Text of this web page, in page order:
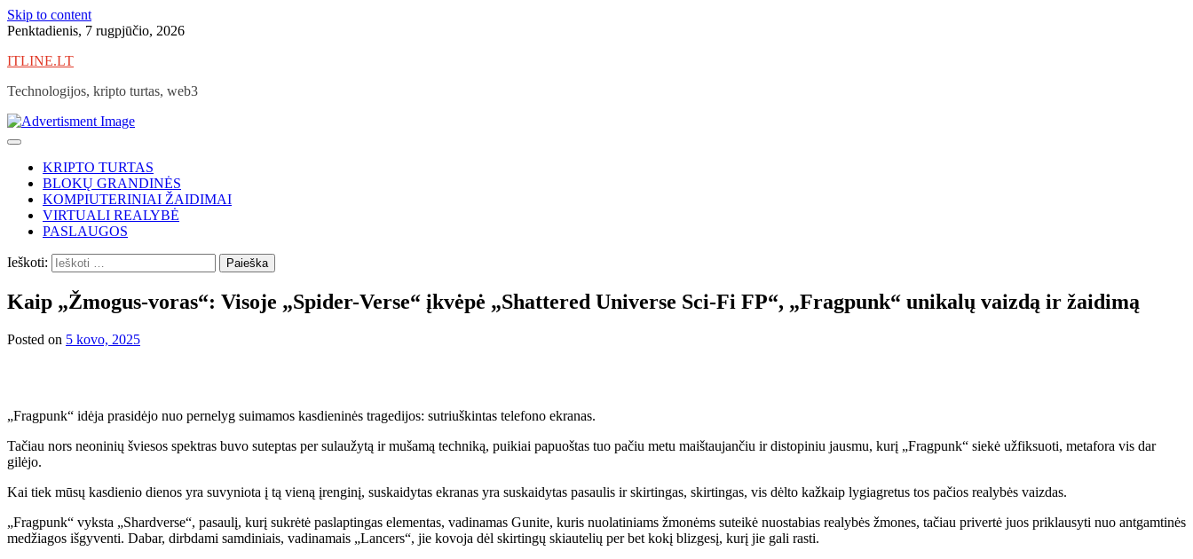
Skip to content
Penktadienis, 7 rugpjūčio, 2026
ITLINE.LT
Technologijos, kripto turtas, web3
KRIPTO TURTAS
BLOKŲ GRANDINĖS
KOMPIUTERINIAI ŽAIDIMAI
VIRTUALI REALYBĖ
PASLAUGOS
Ieškoti:
Kaip „Žmogus-voras“: Visoje „Spider-Verse“ įkvėpė „Shattered Universe Sci-Fi FP“, „Fragpunk“ unikalų vaizdą ir žaidimą
Posted on 5 kovo, 2025
„Fragpunk“ idėja prasidėjo nuo pernelyg suimamos kasdieninės tragedijos: sutriuškintas telefono ekranas.
Tačiau nors neoninių šviesos spektras buvo suteptas per sulaužytą ir mušamą techniką, puikiai papuoštas tuo pačiu metu maištaujančiu ir distopiniu jausmu, kurį „Fragpunk“ siekė užfiksuoti, metafora vis dar
gilėjo.
Kai tiek mūsų kasdienio dienos yra suvyniota į tą vieną įrenginį, suskaidytas ekranas yra suskaidytas pasaulis ir skirtingas, skirtingas, vis dėlto kažkaip lygiagretus tos pačios realybės vaizdas.
„Fragpunk“ vyksta „Shardverse“, pasaulį, kurį sukrėtė paslaptingas elementas, vadinamas Gunite, kuris nuolatiniams žmonėms suteikė nuostabias realybės žmones, tačiau privertė juos priklausyti nuo antgamtinės
medžiagos išgyventi. Dabar, dirbdami samdiniais, vadinamais „Lancers“, jie kovoja dėl skirtingų skiautelių per bet kokį blizgesį, kurį jie gali rasti.